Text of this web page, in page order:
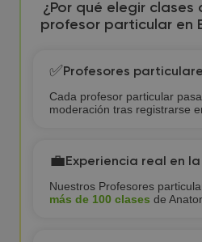
¿Por qué elegir
profesor particular en
✅Profesores
Cada profesor particular
moderación tras registrarse
💼Experiencia real en
Nuestros Profesores
más de 100 clases de